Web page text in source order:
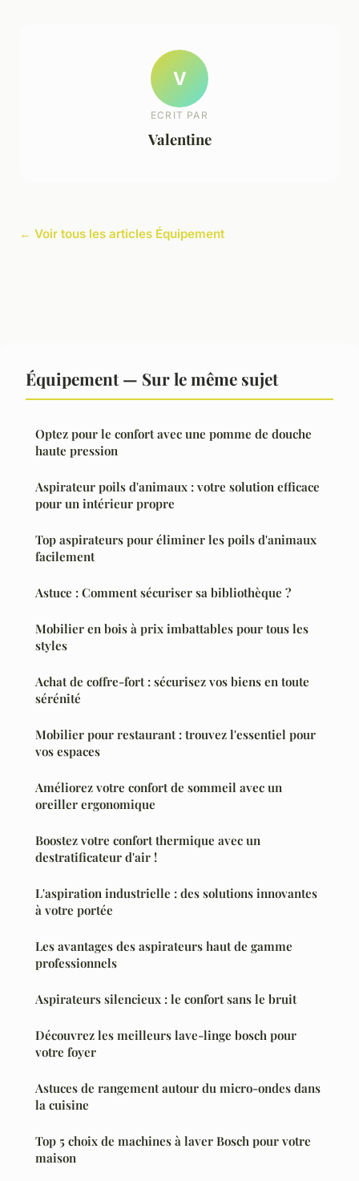
V
ECRIT PAR
Valentine
← Voir tous les articles Équipement
Équipement — Sur le même sujet
Optez pour le confort avec une pomme de douche
haute pression
Aspirateur poils d'animaux : votre solution efficace
pour un intérieur propre
Top aspirateurs pour éliminer les poils d'animaux
facilement
Astuce : Comment sécuriser sa bibliothèque ?
Mobilier en bois à prix imbattables pour tous les
styles
Achat de coffre-fort : sécurisez vos biens en toute
sérénité
Mobilier pour restaurant : trouvez l'essentiel pour
vos espaces
Améliorez votre confort de sommeil avec un
oreiller ergonomique
Boostez votre confort thermique avec un
destratificateur d'air !
L'aspiration industrielle : des solutions innovantes
à votre portée
Les avantages des aspirateurs haut de gamme
professionnels
Aspirateurs silencieux : le confort sans le bruit
Découvrez les meilleurs lave-linge bosch pour
votre foyer
Astuces de rangement autour du micro-ondes dans
la cuisine
Top 5 choix de machines à laver Bosch pour votre
maison